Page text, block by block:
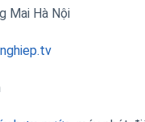
Mai Hà Nội